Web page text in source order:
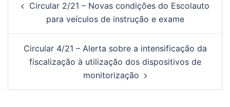
de
artigos
Circular 2/21 – Novas condições do Escolauto
para veículos de instrução e exame
Circular 4/21 – Alerta sobre a intensificação da
fiscalização à utilização dos dispositivos de
monitorização